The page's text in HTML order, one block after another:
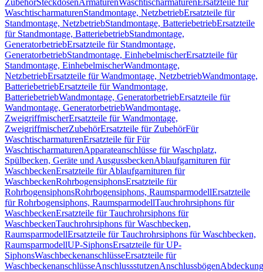
ZubehörSteckdosenArmaturenWaschtischarmaturen Ersatzteile für
WaschtischarmaturenStandmontage, NetzbetriebErsatzteile für
Standmontage, NetzbetriebStandmontage, BatteriebetriebErsatzteile
für Standmontage, BatteriebetriebStandmontage,
GeneratorbetriebErsatzteile für Standmontage,
GeneratorbetriebStandmontage, EinhebelmischerErsatzteile für
Standmontage, EinhebelmischerWandmontage,
NetzbetriebErsatzteile für Wandmontage, NetzbetriebWandmontage,
BatteriebetriebErsatzteile für Wandmontage,
BatteriebetriebWandmontage, GeneratorbetriebErsatzteile für
Wandmontage, GeneratorbetriebWandmontage,
ZweigriffmischerErsatzteile für Wandmontage,
ZweigriffmischerZubehörErsatzteile für ZubehörFür
WaschtischarmaturenErsatzteile für Für
WaschtischarmaturenApparateanschlüsse für Waschplatz,
Spülbecken, Geräte und AusgussbeckenAblaufgarnituren für
WaschbeckenErsatzteile für Ablaufgarnituren für
WaschbeckenRohrbogensiphonsErsatzteile für
RohrbogensiphonsRohrbogensiphons, RaumsparmodellErsatzteile
für Rohrbogensiphons, RaumsparmodellTauchrohrsiphons für
WaschbeckenErsatzteile für Tauchrohrsiphons für
WaschbeckenTauchrohrsiphons für Waschbecken,
RaumsparmodellErsatzteile für Tauchrohrsiphons für Waschbecken,
RaumsparmodellUP-SiphonsErsatzteile für UP-
SiphonsWaschbeckenanschlüsseErsatzteile für
WaschbeckenanschlüsseAnschlussstutzenAnschlussbögen